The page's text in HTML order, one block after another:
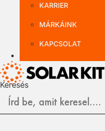
KARRIER
MÁRKÁINK
KAPCSOLAT
Keresés